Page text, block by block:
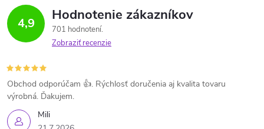
a
c
i
e
p
v
a
n
e
4,9 Hodnotenie zákazníkov
701 hodnotení
Zobraziť recenzie
Mili
Obchod odporúčam 👍. Rýchlosť doručenia aj kvalita tovaru
výrobná. Ďakujem.